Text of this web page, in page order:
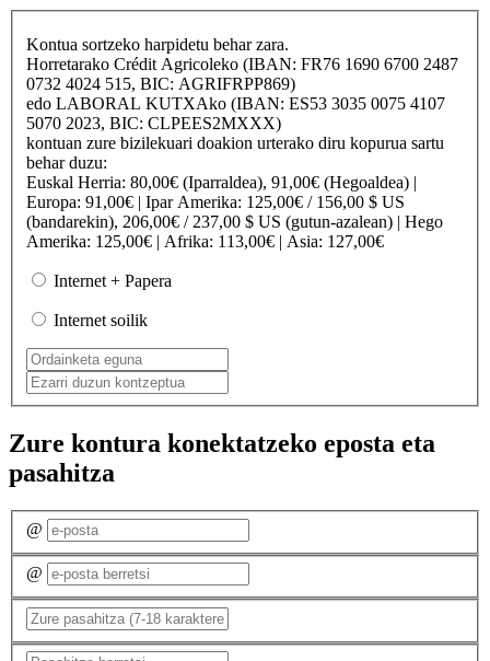
Kontua sortzeko harpidetu behar zara.
Horretarako Crédit Agricoleko (IBAN: FR76 1690 6700 2487
0732 4024 515, BIC: AGRIFRPP869)
edo LABORAL KUTXAko (IBAN: ES53 3035 0075 4107
5070 2023, BIC: CLPEES2MXXX)
kontuan zure bizilekuari doakion urterako diru kopurua sartu
behar duzu:
Euskal Herria: 80,00€ (Iparraldea), 91,00€ (Hegoaldea) |
Europa: 91,00€ | Ipar Amerika: 125,00€ / 156,00 $ US
(bandarekin), 206,00€ / 237,00 $ US (gutun-azalean) | Hego
Amerika: 125,00€ | Afrika: 113,00€ | Asia: 127,00€
Internet + Papera
Internet soilik
Zure kontura konektatzeko eposta eta
pasahitza
@
@